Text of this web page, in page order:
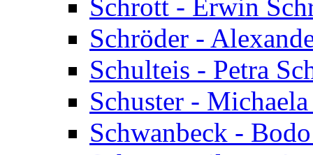
Schrott - Erwin
Schröder -
Schulteis - Petra
Schuster -
Schwanbeck -